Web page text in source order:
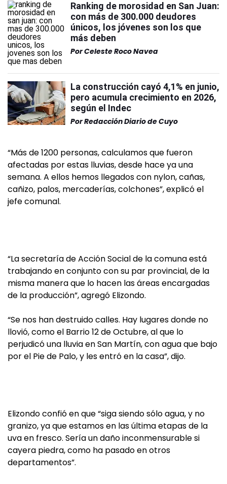
Ranking de morosidad en San Juan:
con más de 300.000 deudores
únicos, los jóvenes son los que
más deben
PorCeleste Roco Navea
La construcción cayó 4,1% en junio,
pero acumula crecimiento en 2026,
según el Indec
PorRedacción Diario de Cuyo
“Más de 1200 personas, calculamos que fueron
afectadas por estas lluvias, desde hace ya una
semana. A ellos hemos llegados con nylon, cañas,
cañizo, palos, mercaderías, colchones”, explicó el
jefe comunal.
“La secretaría de Acción Social de la comuna está
trabajando en conjunto con su par provincial, de la
misma manera que lo hacen las áreas encargadas
de la producción”, agregó Elizondo.
“Se nos han destruido calles. Hay lugares donde no
llovió, como el Barrio 12 de Octubre, al que lo
perjudicó una lluvia en San Martín, con agua que bajo
por el Pie de Palo, y les entró en la casa”, dijo.
Elizondo confió en que “siga siendo sólo agua, y no
granizo, ya que estamos en las última etapas de la
uva en fresco. Sería un daño inconmensurable si
cayera piedra, como ha pasado en otros
departamentos”.